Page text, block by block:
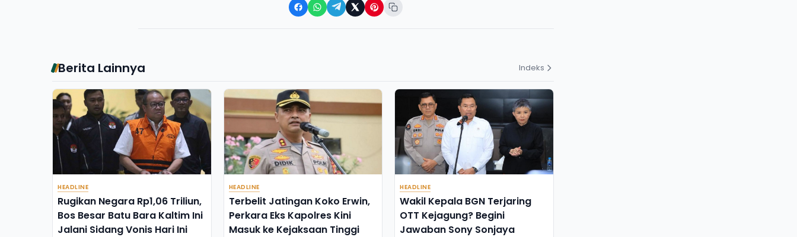
Berita Lainnya Indeks
HEADLINE
Rugikan Negara Rp1,06 Triliun,
Bos Besar Batu Bara Kaltim Ini
Jalani Sidang Vonis Hari Ini
HEADLINE
Terbelit Jatingan Koko Erwin,
Perkara Eks Kapolres Kini
Masuk ke Kejaksaan Tinggi
HEADLINE
Wakil Kepala BGN Terjaring
OTT Kejagung? Begini
Jawaban Sony Sonjaya